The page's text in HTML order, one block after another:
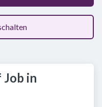
in